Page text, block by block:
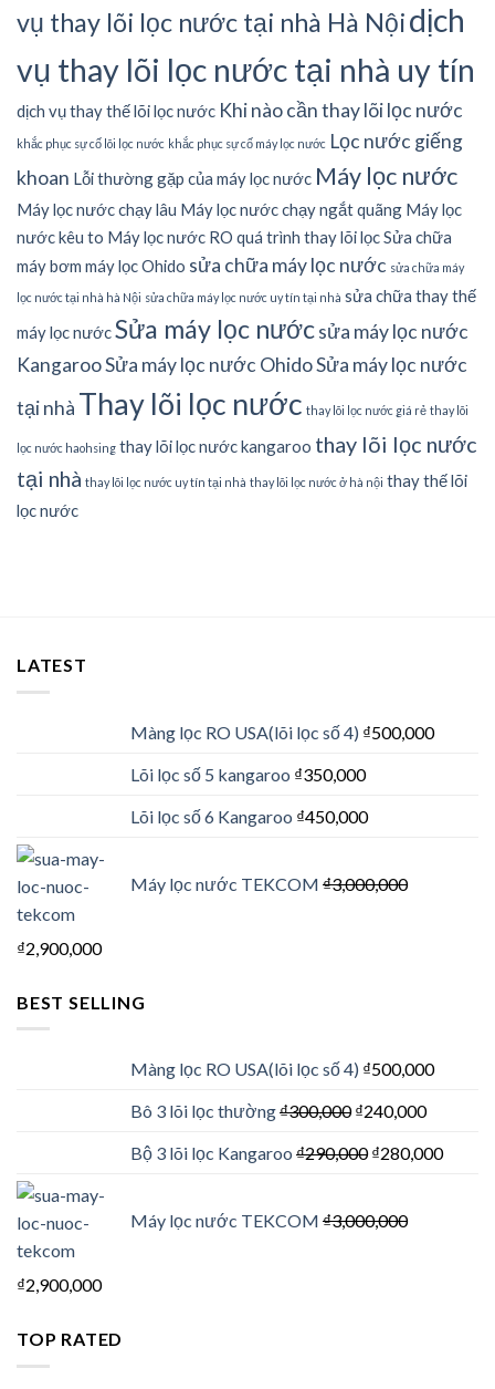
vụ thay lõi lọc nước tại nhà Hà Nộidịch
vụ thay lõi lọc nước tại nhà uy tín
dịch vụ thay thế lõi lọc nước Khi nào cần thay lõi lọc nước
khắc phục sự cố lõi lọc nước khắc phục sự cố máy lọc nước Lọc nước giếng
khoan Lỗi thường gặp của máy lọc nước Máy lọc nước
Máy lọc nước chạy lâu Máy lọc nước chạy ngắt quãng Máy lọc
nước kêu to Máy lọc nước RO quá trình thay lõi lọcSửa chữa
máy bơm máy lọc Ohido sửa chữa máy lọc nước sửa chữa máy
lọc nước tại nhà hà Nội sửa chữa máy lọc nước uy tín tại nhà sửa chữa thay thế
máy lọc nướcSửa máy lọc nướcsửa máy lọc nước
KangarooSửa máy lọc nước OhidoSửa máy lọc nước
tại nhà Thay lõi lọc nước thay lõi lọc nước giá rẻ thay lõi
lọc nước haohsing thay lõi lọc nước kangaroo thay lõi lọc nước
tại nhà thay lõi lọc nước uy tín tại nhà thay lõi lọc nước ở hà nội thay thế lõi
lọc nước
LATEST
Màng lọc RO USA(lõi lọc số 4) ₫500,000
Lõi lọc số 5 kangaroo ₫350,000
Lõi lọc số 6 Kangaroo ₫450,000
Máy lọc nước TEKCOM ₫3,000,000
₫2,900,000
BEST SELLING
Màng lọc RO USA(lõi lọc số 4) ₫500,000
Bô 3 lõi lọc thường₫300,000 ₫240,000
Bộ 3 lõi lọc Kangaroo ₫290,000 ₫280,000
Máy lọc nước TEKCOM ₫3,000,000
₫2,900,000
TOP RATED